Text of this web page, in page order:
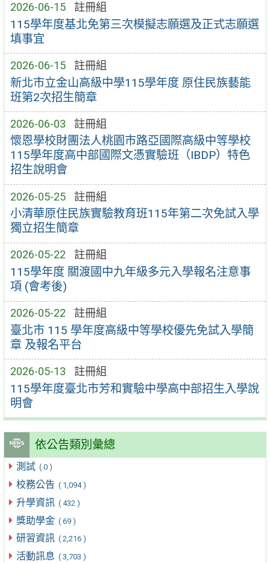
2026-06-15 註冊組
115學年度基北免第三次模擬志願選及正式志願選
填事宜
2026-06-15 註冊組
新北市立金山高級中學115學年度 原住民族藝能
班第2次招生簡章
2026-06-03 註冊組
懷恩學校財團法人桃園市路亞國際高級中等學校
115學年度高中部國際文憑實驗班（IBDP）特色
招生說明會
2026-05-25 註冊組
小清華原住民族實驗教育班115年第二次免試入學
獨立招生簡章
2026-05-22 註冊組
115學年度 關渡國中九年級多元入學報名注意事
項 (會考後)
2026-05-22 註冊組
臺北市 115 學年度高級中等學校優先免試入學簡
章 及報名平台
2026-05-13 註冊組
115學年度臺北市芳和實驗中學高中部招生入學說
明會
依公告類別彙總
測試 ( 0 )
校務公告 ( 1,094 )
升學資訊 ( 432 )
獎助學金 ( 69 )
研習資訊 ( 2,216 )
活動訊息 ( 3,703 )